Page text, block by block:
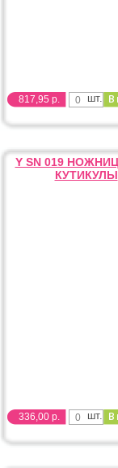
817,95 р. шт.
Y SN 019
КУТИКУЛЫ
336,00 р. шт.